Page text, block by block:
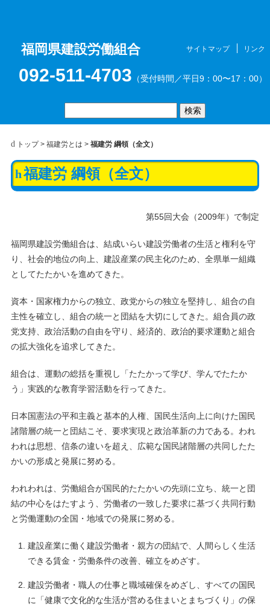
福岡県建設労働組合 サイトマップ リンク
092-511-4703 （受付時間／平日9：00〜17：00）
トップ> 福建労とは > 福建労 綱領（全文）
福建労 綱領（全文）
第55回大会（2009年）で制定
福岡県建設労働組合は、結成いらい建設労働者の生活と権利を守
り、社会的地位の向上、建設産業の民主化のため、全県単一組織
としてたたかいを進めてきた。
資本・国家権力からの独立、政党からの独立を堅持し、組合の自
主性を確立し、組合の統一と団結を大切にしてきた。組合員の政
党支持、政治活動の自由を守り、経済的、政治的要求運動と組合
の拡大強化を追求してきた。
組合は、運動の総括を重視し「たたかって学び、学んでたたか
う」実践的な教育学習活動を行ってきた。
日本国憲法の平和主義と基本的人権、国民生活向上に向けた国民
諸階層の統一と団結こそ、要求実現と政治革新の力である。われ
われは思想、信条の違いを超え、広範な国民諸階層の共同したた
かいの形成と発展に努める。
われわれは、労働組合が国民的たたかいの先頭に立ち、統一と団
結の中心をはたすよう、労働者の一致した要求に基づく共同行動
と労働運動の全国・地域での発展に努める。
建設産業に働く建設労働者・親方の団結で、人間らしく生活
できる賃金・労働条件の改善、確立をめざす。
建設労働者・職人の仕事と職域確保をめざし、すべての国民
に「健康で文化的な生活が営める住まいとまちづくり」の保